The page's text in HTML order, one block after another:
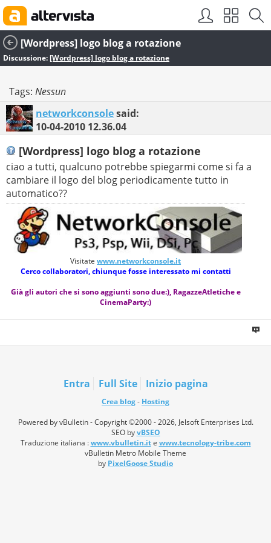
[Wordpress] logo blog a rotazione
Discussione:[Wordpress] logo blog a rotazione
Tags: Nessun
networkconsolesaid:
10-04-2010 12.36.04
[Wordpress] logo blog a rotazione
ciao a tutti, qualcuno potrebbe spiegarmi come si fa a
cambiare il logo del blog periodicamente tutto in
automatico??
Visitatewww.networkconsole.it
Cerco collaboratori, chiunque fosse interessato mi contatti
Già gli autori che si sono aggiunti sono due:), RagazzeAtletiche e
CinemaParty:)
Entra Full Site Inizio pagina
Crea blog- Hosting
Powered by vBulletin - Copyright ©2000 - 2026, Jelsoft Enterprises Ltd.
SEO byvBSEO
Traduzione italiana :www.vbulletin.ite www.tecnology-tribe.com
vBulletin Metro Mobile Theme
by PixelGoose Studio